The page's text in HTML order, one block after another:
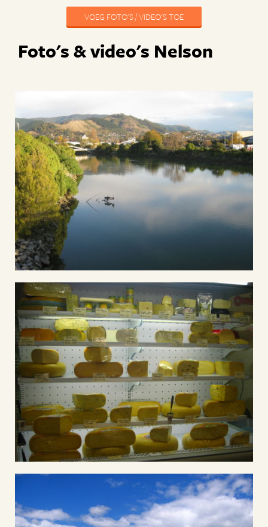
VOEG FOTO'S / VIDEO'S TOE
Foto's & video's Nelson